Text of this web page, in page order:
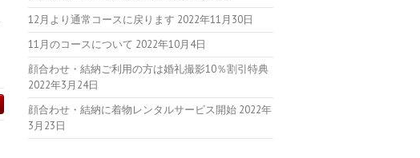
12月より通常コースに戻ります 2022年11月30日
11月のコースについて 2022年10月4日
顔合わせ・結納ご利用の方は婚礼撮影10％割引特典
2022年3月24日
顔合わせ・結納に着物レンタルサービス開始 2022年
3月23日